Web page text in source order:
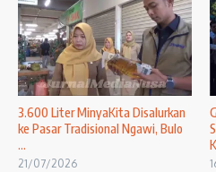
3.600 Liter MinyaKita Disalurkan
ke Pasar Tradisional Ngawi, Bulo
...
21/07/2026